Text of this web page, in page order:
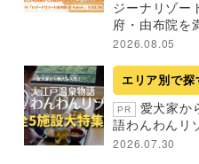
ジーナリゾー
府・由布院を
2026.08.05
エリア別で探
PR
愛犬家か
語わんわんリ
2026.07.30